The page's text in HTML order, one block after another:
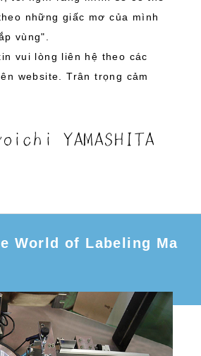
những giấc mơ của mình
vùng".
vui lòng liên hệ theo các
website. Trân trọng cảm
YAMASHITA
World of Labeling Ma